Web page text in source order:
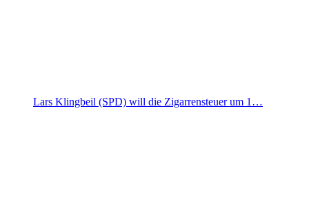
Lars Klingbeil (SPD) will die Zigarrensteuer um 1…